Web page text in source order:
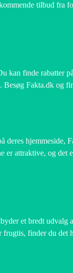
tilbud fra
kan finde rabatter
Fakta.dk og
hjemmeside,
er attraktive, og det
et bredt udvalg
finder du det